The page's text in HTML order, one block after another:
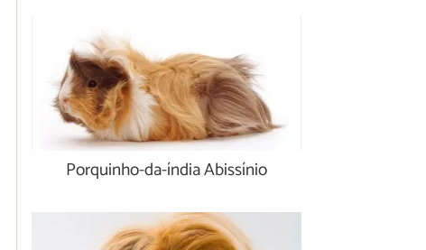
Porquinho-da-índia Abissínio